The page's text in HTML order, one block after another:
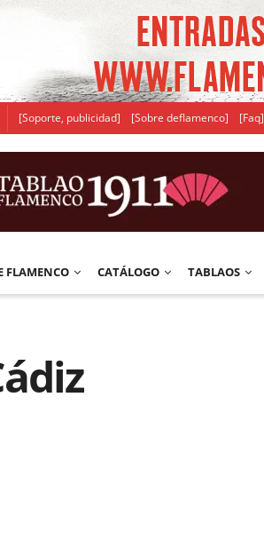
[Soporte, publicidad] [Sobre deflamenco] [Faq]
FLAMENCO CATÁLOGO TABLAOS